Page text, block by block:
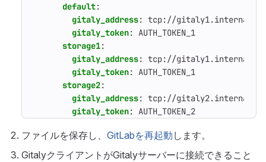
default:
gitaly_address: tcp://
gitaly_token: AUTH_TOKEN_1
storage1:
gitaly_address: tcp://
gitaly_token: AUTH_TOKEN_1
storage2:
gitaly_address: tcp://
gitaly_token: AUTH_TOKEN_2
ファイルを保存し、 GitLabを再起動 します。
GitalyクライアントがGitalyサーバーに接続できること